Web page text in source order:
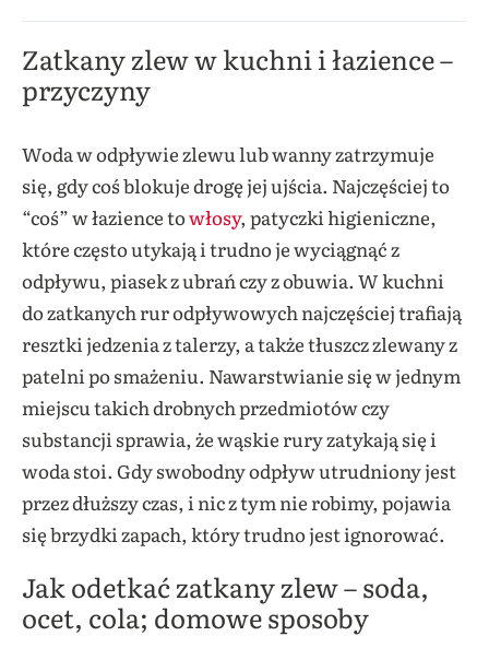
Zatkany zlew w kuchni i łazience –
przyczyny
Woda w odpływie zlewu lub wanny zatrzymuje
się, gdy coś blokuje drogę jej ujścia. Najczęściej to
“coś” w łazience towłosy, patyczki higieniczne,
które często utykają i trudno je wyciągnąć z
odpływu, piasek z ubrań czy z obuwia. W kuchni
do zatkanych rur odpływowych najczęściej trafiają
resztki jedzenia z talerzy, a także tłuszcz zlewany z
patelni po smażeniu. Nawarstwianie się w jednym
miejscu takich drobnych przedmiotów czy
substancji sprawia, że wąskie rury zatykają się i
woda stoi. Gdy swobodny odpływ utrudniony jest
przez dłuższy czas, i nic z tym nie robimy, pojawia
się brzydki zapach, który trudno jest ignorować.
Jak odetkać zatkany zlew – soda,
ocet, cola; domowe sposoby